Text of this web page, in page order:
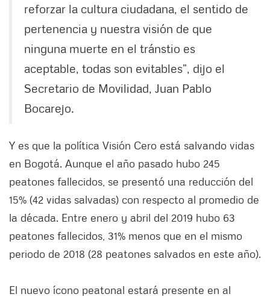
reforzar la cultura ciudadana, el sentido de
pertenencia y nuestra visión de que
ninguna muerte en el tránstio es
aceptable, todas son evitables”, dijo el
Secretario de Movilidad, Juan Pablo
Bocarejo.
Y es que la política Visión Cero está salvando vidas
en Bogotá. Aunque el año pasado hubo 245
peatones fallecidos, se presentó una reducción del
15% (42 vidas salvadas) con respecto al promedio de
la década. Entre enero y abril del 2019 hubo 63
peatones fallecidos, 31% menos que en el mismo
periodo de 2018 (28 peatones salvados en este año).
El nuevo ícono peatonal estará presente en al